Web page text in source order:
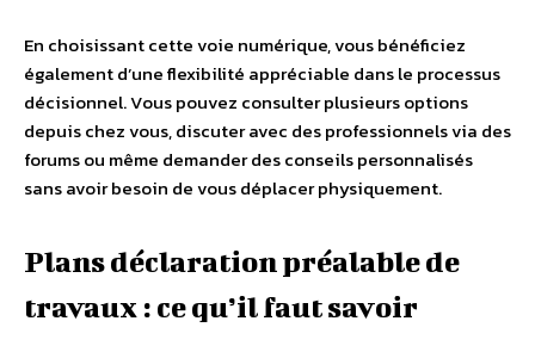
En choisissant cette voie numérique, vous bénéficiez
également d’une flexibilité appréciable dans le processus
décisionnel. Vous pouvez consulter plusieurs options
depuis chez vous, discuter avec des professionnels via des
forums ou même demander des conseils personnalisés
sans avoir besoin de vous déplacer physiquement.
Plans déclaration préalable de
travaux : ce qu’il faut savoir